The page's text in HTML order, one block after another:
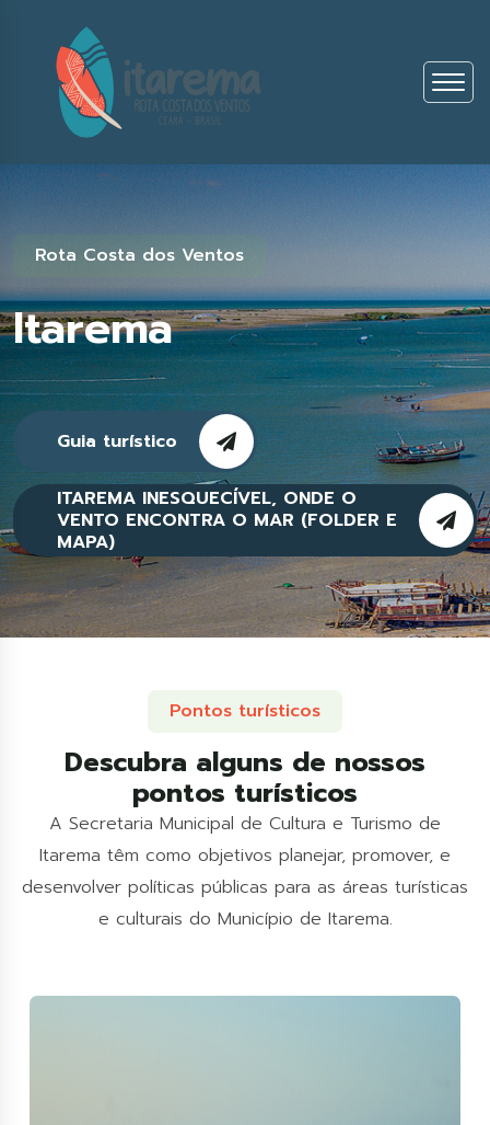
Rota Costa dos Ventos
Itarema
Guia turístico
ITAREMA INESQUECÍVEL, ONDE O
VENTO ENCONTRA O MAR (FOLDER E
MAPA)
Pontos turísticos
Descubra alguns de nossos
pontos turísticos
A Secretaria Municipal de Cultura e Turismo de
Itarema têm como objetivos planejar, promover, e
desenvolver políticas públicas para as áreas turísticas
e culturais do Município de Itarema.